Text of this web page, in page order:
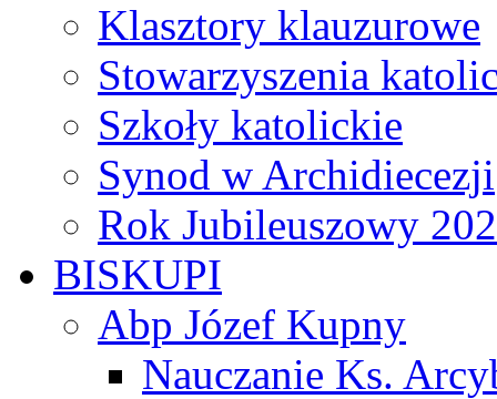
Klasztory klauzurowe
Stowarzyszenia
Szkoły katolickie
Synod w Archidiecezji
Rok Jubileuszowy
BISKUPI
Abp Józef Kupny
Nauczanie Ks.